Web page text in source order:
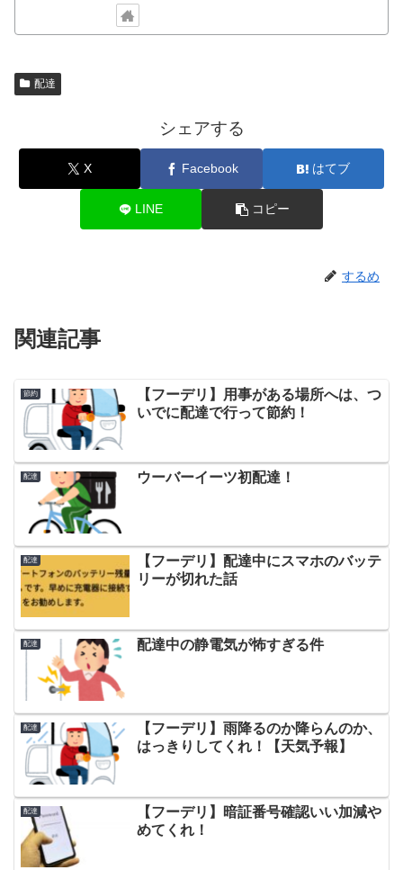
配達
シェアする
X Facebook はてブ
LINE コピー
するめ
関連記事
節約
【フーデリ】用事がある場所へは、つ
いでに配達で行って節約！
配達 ウーバーイーツ初配達！
配達
【フーデリ】配達中にスマホのバッテ
リーが切れた話
配達 配達中の静電気が怖すぎる件
配達
【フーデリ】雨降るのか降らんのか、
はっきりしてくれ！【天気予報】
配達
【フーデリ】暗証番号確認いい加減や
めてくれ！